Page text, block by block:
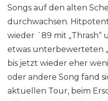
Songs auf den alten
durchwachsen.
wieder ´89 mit
etwas unterbewerteten
bis jetzt wieder eher
oder andere Song fand
aktuellen Tour, beim